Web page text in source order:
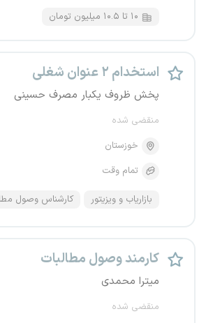
۱۰ تا ۱۰.۵ میلیون تومان
استخدام ۲ عنوان شغلی
پخش ظروف یکبار مصرف حسینی
منقضی شده
خوزستان
تمام وقت
بازاریاب و ویزیتور کارشناس وصول
کارمند وصول مطالبات
میترا محمدی
منقضی شده